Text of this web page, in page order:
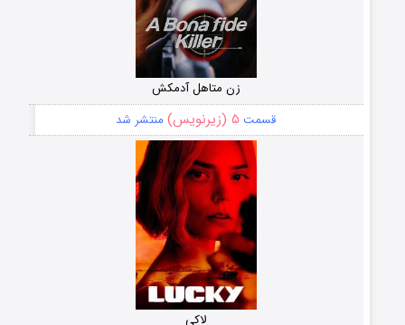
زن متاهل آدمکش
قسمت ۵ (زیرنویس) منتشر شد
لاکی